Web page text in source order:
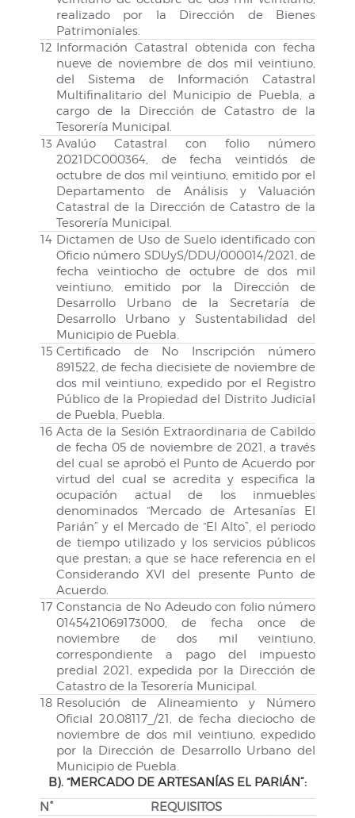
realizado por la Dirección de Bienes
Patrimoniales.
12 Información Catastral obtenida con fecha
nueve de noviembre de dos mil veintiuno,
del Sistema de Información Catastral
Multifinalitario del Municipio de Puebla, a
cargo de la Dirección de Catastro de la
Tesorería Municipal.
13 Avalúo Catastral con folio número
2021DC000364, de fecha veintidós de
octubre de dos mil veintiuno, emitido por el
Departamento de Análisis y Valuación
Catastral de la Dirección de Catastro de la
Tesorería Municipal.
14 Dictamen de Uso de Suelo identificado con
Oficio número SDUyS/DDU/000014/2021, de
fecha veintiocho de octubre de dos mil
veintiuno, emitido por la Dirección de
Desarrollo Urbano de la Secretaría de
Desarrollo Urbano y Sustentabilidad del
Municipio de Puebla.
15 Certificado de No Inscripción número
891522, de fecha diecisiete de noviembre de
dos mil veintiuno, expedido por el Registro
Público de la Propiedad del Distrito Judicial
de Puebla, Puebla.
16 Acta de la Sesión Extraordinaria de Cabildo
de fecha 05 de noviembre de 2021, a través
del cual se aprobó el Punto de Acuerdo por
virtud del cual se acredita y especifica la
ocupación actual de los inmuebles
denominados “Mercado de Artesanías El
Parián” y el Mercado de “El Alto”, el periodo
de tiempo utilizado y los servicios públicos
que prestan; a que se hace referencia en el
Considerando XVI del presente Punto de
Acuerdo.
17 Constancia de No Adeudo con folio número
0145421069173000, de fecha once de
noviembre de dos mil veintiuno,
correspondiente a pago del impuesto
predial 2021, expedida por la Dirección de
Catastro de la Tesorería Municipal.
18 Resolución de Alineamiento y Número
Oficial 20.08117_/21, de fecha dieciocho de
noviembre de dos mil veintiuno, expedido
por la Dirección de Desarrollo Urbano del
Municipio de Puebla.
B). “MERCADO DE ARTESANÍAS EL PARIÁN”:
N°
REQUISITOS